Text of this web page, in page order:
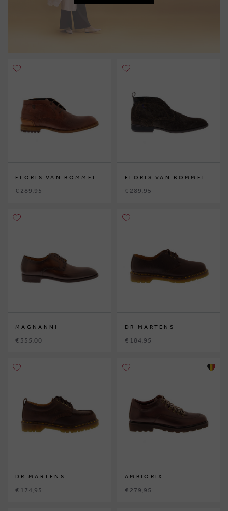
FLORIS VAN BOMMEL
€ 289,95
FLORIS VAN BOMMEL
€ 289,95
MAGNANNI
€ 355,00
DR MARTENS
€ 184,95
DR MARTENS
€ 174,95
AMBIORIX
€ 279,95